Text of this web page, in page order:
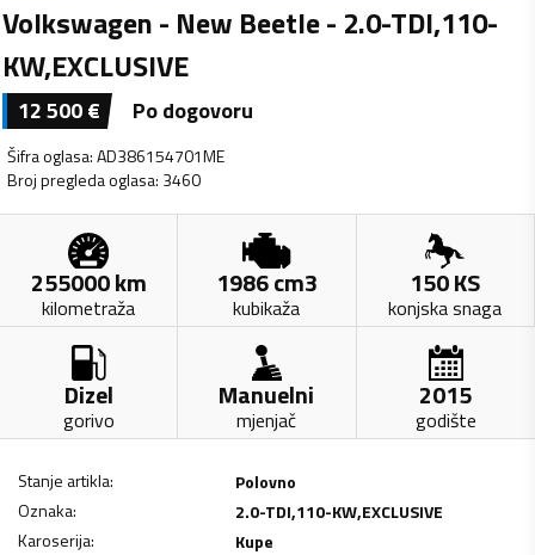
Volkswagen - New Beetle - 2.0-TDI,110-
KW,EXCLUSIVE
12 500€ Po dogovoru
Šifra oglasa:AD386154701ME
Broj pregleda oglasa: 3460
255000km
kilometraža
1986cm3
kubikaža
150KS
konjska snaga
Dizel
gorivo
Manuelni
mjenjač
2015
godište
Stanje artikla:
Polovno
Oznaka:
2.0-TDI,110-KW,EXCLUSIVE
Karoserija:
Kupe